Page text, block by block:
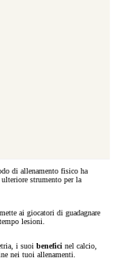
di allenamento fisico ha
strumento per la
ai giocatori di guadagnare
lesioni.
i suoi benefici nel calcio,
nei tuoi allenamenti.